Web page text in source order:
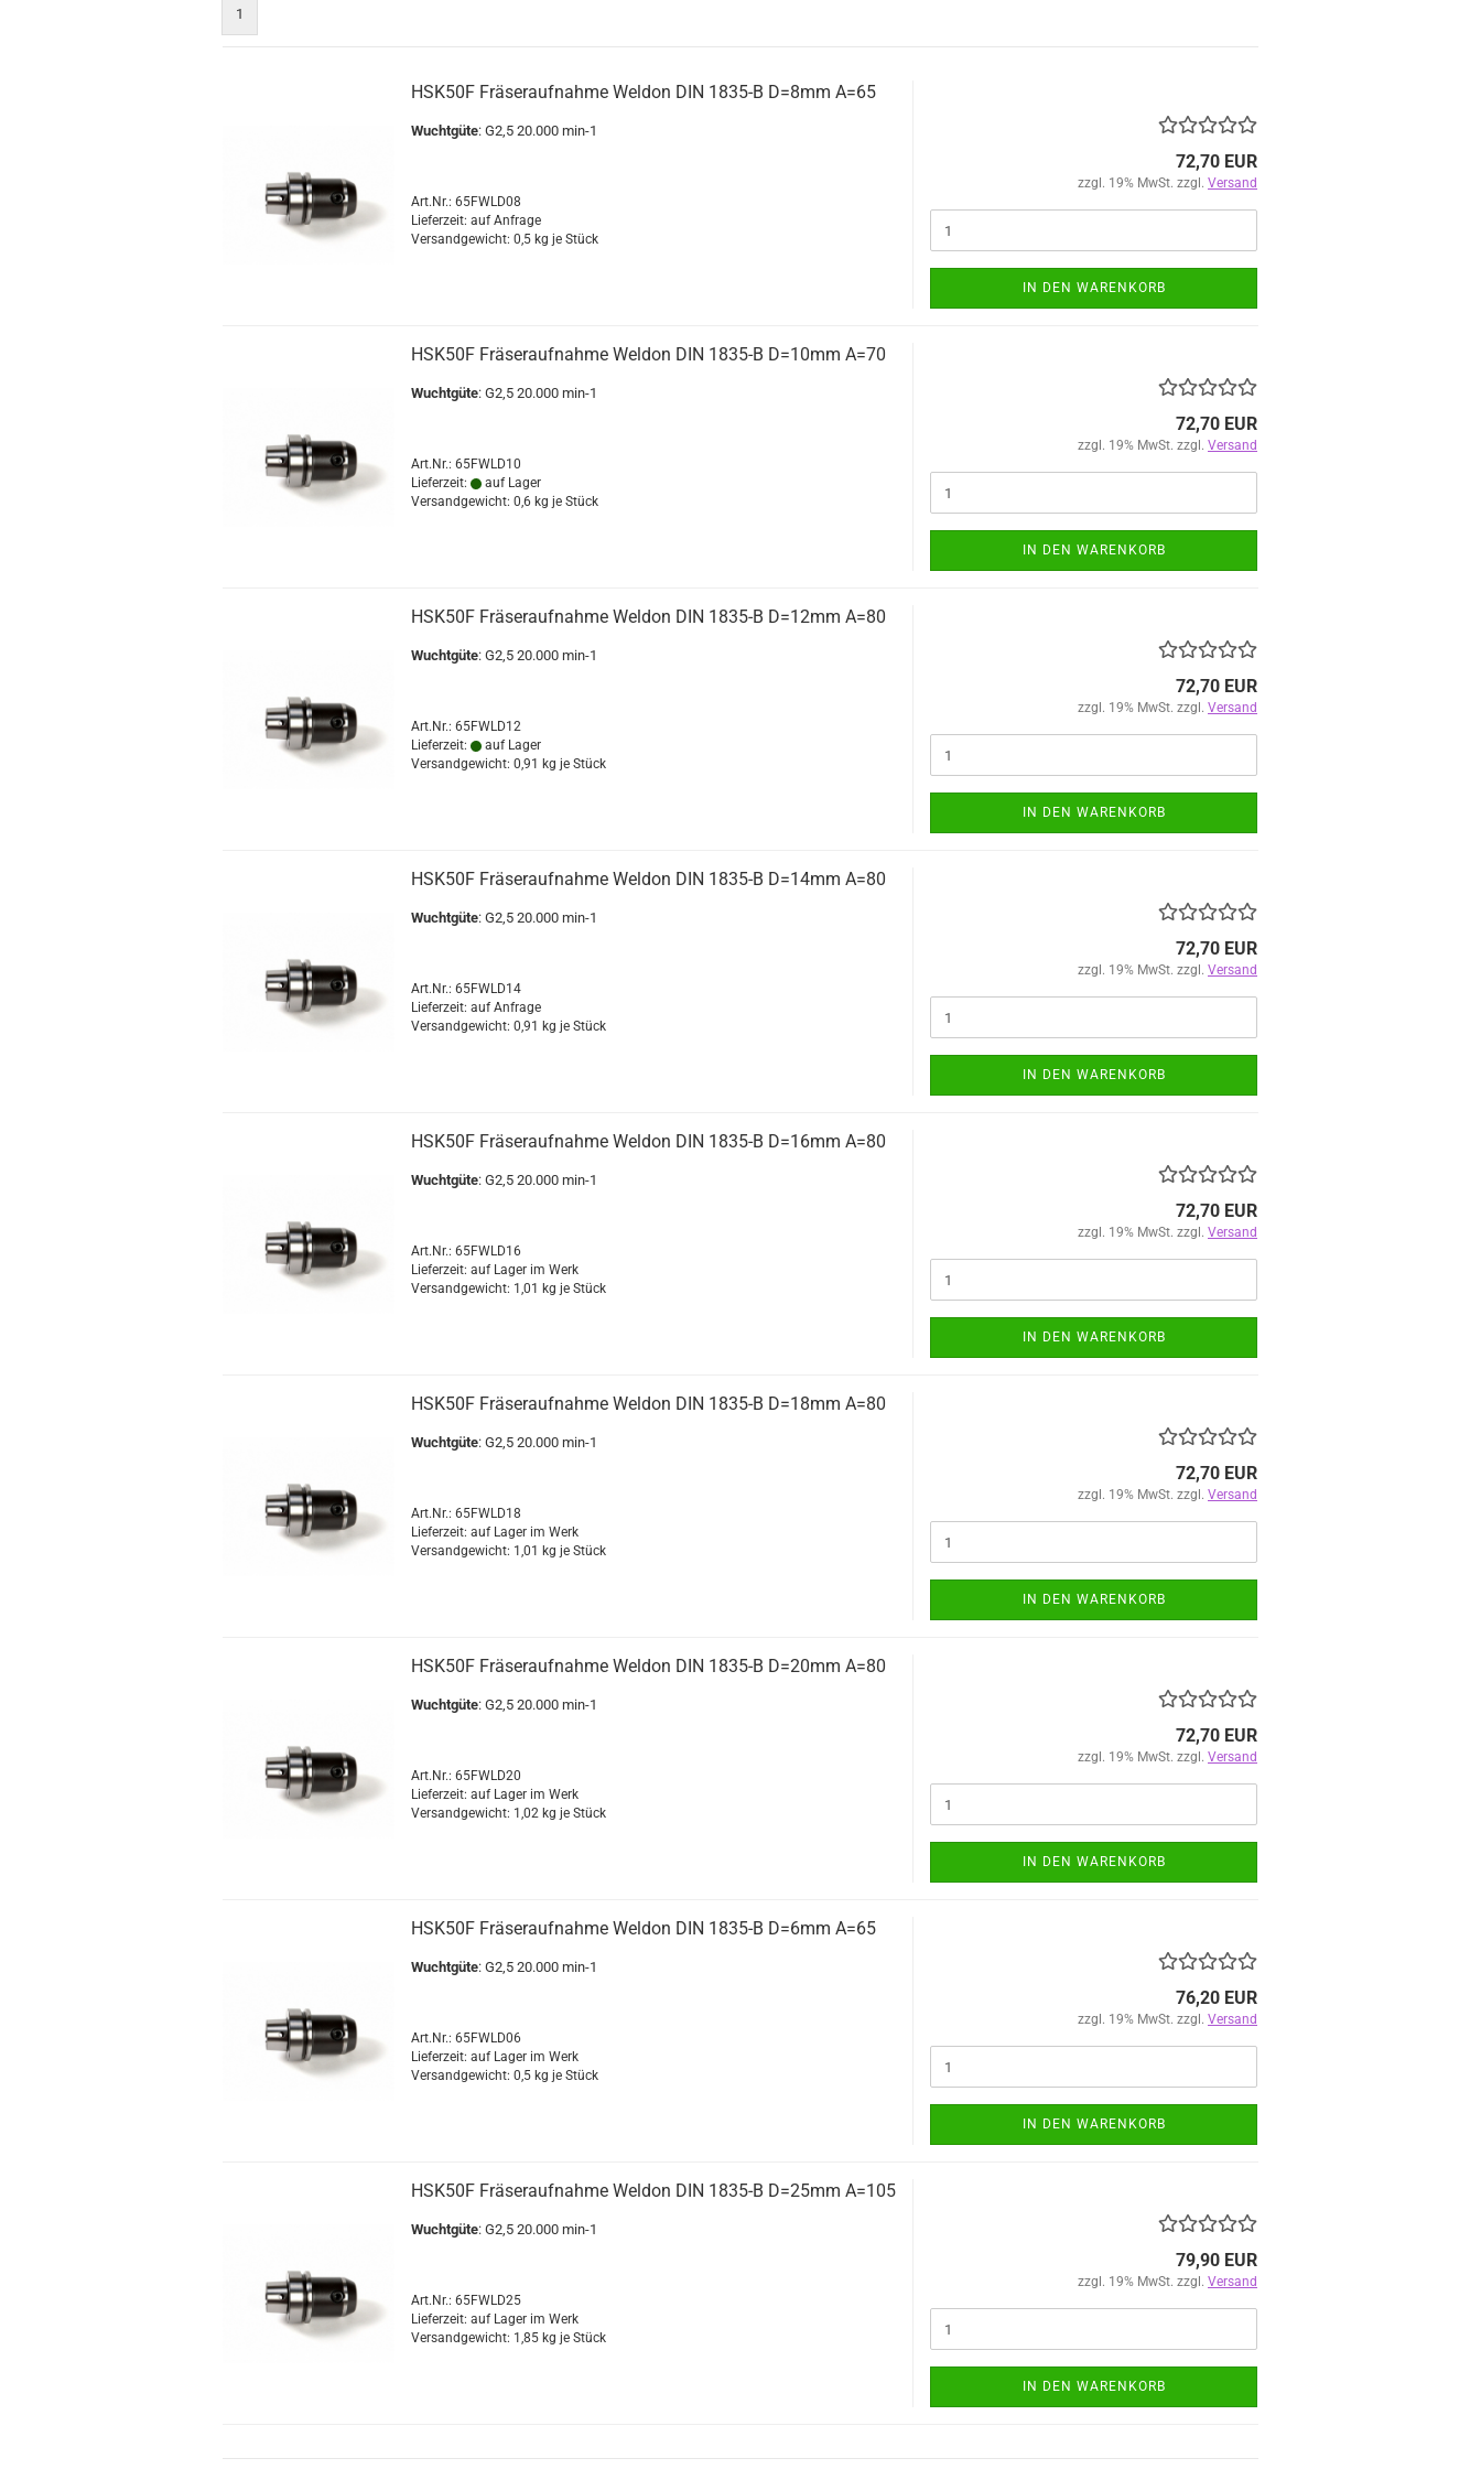
1
HSK50F Fräseraufnahme Weldon DIN 1835-B D=8mm A=65
Wuchtgüte: G2,5 20.000 min-1
Art.Nr.: 65FWLD08
Lieferzeit: auf Anfrage
Versandgewicht: 0,5 kg je Stück
72,70 EUR
zzgl. 19% MwSt. zzgl. Versand
IN DEN WARENKORB
HSK50F Fräseraufnahme Weldon DIN 1835-B D=10mm A=70
Wuchtgüte: G2,5 20.000 min-1
Art.Nr.: 65FWLD10
Lieferzeit:
auf Lager
Versandgewicht: 0,6 kg je Stück
72,70 EUR
zzgl. 19% MwSt. zzgl. Versand
IN DEN WARENKORB
HSK50F Fräseraufnahme Weldon DIN 1835-B D=12mm A=80
Wuchtgüte: G2,5 20.000 min-1
Art.Nr.: 65FWLD12
Lieferzeit:
auf Lager
Versandgewicht: 0,91 kg je Stück
72,70 EUR
zzgl. 19% MwSt. zzgl. Versand
IN DEN WARENKORB
HSK50F Fräseraufnahme Weldon DIN 1835-B D=14mm A=80
Wuchtgüte: G2,5 20.000 min-1
Art.Nr.: 65FWLD14
Lieferzeit: auf Anfrage
Versandgewicht: 0,91 kg je Stück
72,70 EUR
zzgl. 19% MwSt. zzgl. Versand
IN DEN WARENKORB
HSK50F Fräseraufnahme Weldon DIN 1835-B D=16mm A=80
Wuchtgüte: G2,5 20.000 min-1
Art.Nr.: 65FWLD16
Lieferzeit: auf Lager im Werk
Versandgewicht: 1,01 kg je Stück
72,70 EUR
zzgl. 19% MwSt. zzgl. Versand
IN DEN WARENKORB
HSK50F Fräseraufnahme Weldon DIN 1835-B D=18mm A=80
Wuchtgüte: G2,5 20.000 min-1
Art.Nr.: 65FWLD18
Lieferzeit: auf Lager im Werk
Versandgewicht: 1,01 kg je Stück
72,70 EUR
zzgl. 19% MwSt. zzgl. Versand
IN DEN WARENKORB
HSK50F Fräseraufnahme Weldon DIN 1835-B D=20mm A=80
Wuchtgüte: G2,5 20.000 min-1
Art.Nr.: 65FWLD20
Lieferzeit: auf Lager im Werk
Versandgewicht: 1,02 kg je Stück
72,70 EUR
zzgl. 19% MwSt. zzgl. Versand
IN DEN WARENKORB
HSK50F Fräseraufnahme Weldon DIN 1835-B D=6mm A=65
Wuchtgüte: G2,5 20.000 min-1
Art.Nr.: 65FWLD06
Lieferzeit: auf Lager im Werk
Versandgewicht: 0,5 kg je Stück
76,20 EUR
zzgl. 19% MwSt. zzgl. Versand
IN DEN WARENKORB
HSK50F Fräseraufnahme Weldon DIN 1835-B D=25mm A=105
Wuchtgüte: G2,5 20.000 min-1
Art.Nr.: 65FWLD25
Lieferzeit: auf Lager im Werk
Versandgewicht: 1,85 kg je Stück
79,90 EUR
zzgl. 19% MwSt. zzgl. Versand
IN DEN WARENKORB